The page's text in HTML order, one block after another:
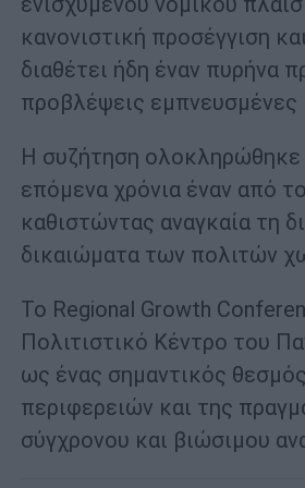
κανονιστική προσέγγιση
διαθέτει ήδη έναν πυρήνα
προβλέψεις εμπνευσμένες
Η συζήτηση ολοκληρώθηκε
επόμενα χρόνια έναν από
καθιστώντας αναγκαία τη
δικαιώματα των πολιτών
Το Regional Growth
Πολιτιστικό Κέντρο του
ως ένας σημαντικός
περιφερειών και της
σύγχρονου και βιώσιμου